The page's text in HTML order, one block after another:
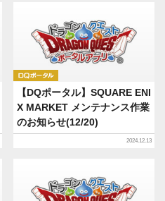
【DQポータル】SQUARE ENI
X MARKET メンテナンス作業
のお知らせ(12/20)
2024.12.13